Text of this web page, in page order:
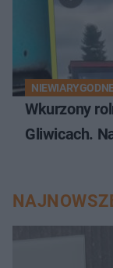
Wkurzony
Gliwicach.